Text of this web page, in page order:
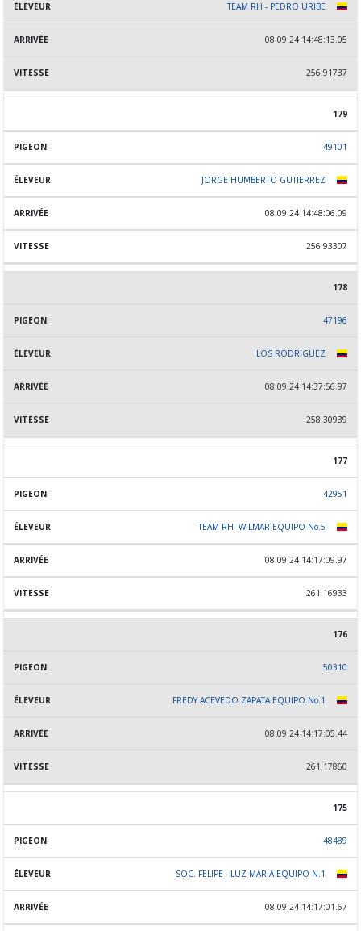
TEAM RH - PEDRO URIBE
08.09.24 14:48:13.05
256.91737
179
49101
JORGE HUMBERTO GUTIERREZ
08.09.24 14:48:06.09
256.93307
178
47196
LOS RODRIGUEZ
08.09.24 14:37:56.97
258.30939
177
42951
TEAM RH- WILMAR EQUIPO No.5
08.09.24 14:17:09.97
261.16933
176
50310
FREDY ACEVEDO ZAPATA EQUIPO No.1
08.09.24 14:17:05.44
261.17860
175
48489
SOC. FELIPE - LUZ MARIA EQUIPO N.1
08.09.24 14:17:01.67